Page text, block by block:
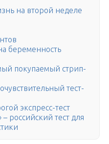
на второй неделе
беременность
покупаемый стрип-
тест-
экспресс-тест
российский тест для